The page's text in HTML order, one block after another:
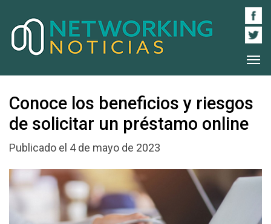
Conoce los beneficios y riesgos
de solicitar un préstamo online
Publicado el 4 de mayo de 2023